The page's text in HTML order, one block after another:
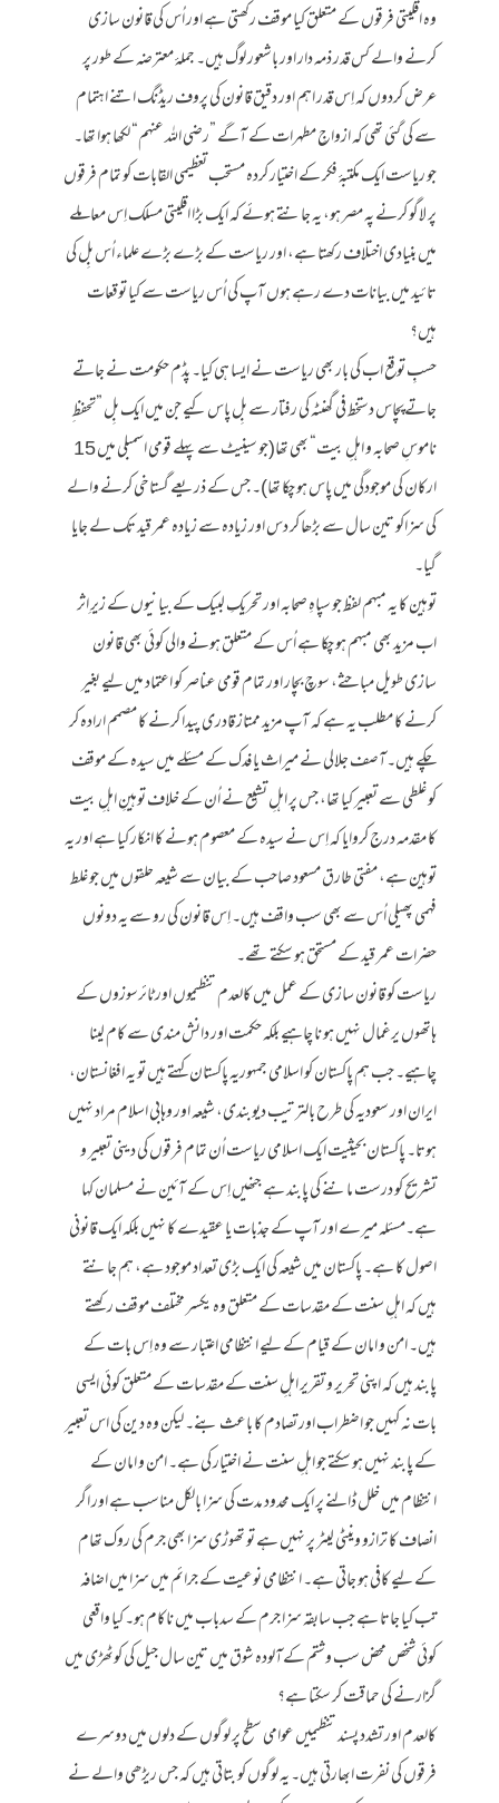
وہ اقلیتی فرقوں کے متعلق کیا موقف رکھتی ہے اور اُس کی قانون سازی
کرنے والے کس قدر ذمہ دار اور باشعور لوگ ہیں۔ جملۂ معترضہ کے طور پر
عرض کردوں کہ اِس قدر اہم اور دقیق قانون کی پروف ریڈنگ اتنے اہتمام
سے کی گئی تھی کہ ازواجِ مطہرات کے آگے ”رضی اللہ عنہم“ لکھا ہوا تھا۔
جو ریاست ایک مکتبۂ فکر کے اختیار کردہ مستحب تعظیمی القابات کو تمام فرقوں
پر لاگو کرنے پہ مصر ہو، یہ جانتے ہوئے کہ ایک بڑا اقلیتی مسلک اِس معاملے
میں بنیادی اختلاف رکھتا ہے، اور ریاست کے بڑے بڑے علماء اُس بِل کی
تائید میں بیانات دے رہے ہوں آپ کی اُس ریاست سے کیا توقعات
ہیں؟
حسبِ توقع اب کی بار بھی ریاست نے ایسا ہی کیا۔ پڈم حکومت نے جاتے
جاتےپچاس دستخط فی گھنٹہ کی رفتار سے بِل پاس کیے جن میں ایک بِل ”تحفظ ِ
ناموسِ صحابہ و اہلِ بیت“ بھی تھا(جو سینیٹ سے پہلے قومی اسمبلی میں 15
ارکان کی موجودگی میں پاس ہو چکا تھا)۔ جس کے ذریعے گستاخی کرنے والے
کی سزاکو تین سال سے بڑھا کر دس اور زیادہ سے زیادہ عمر قید تک لے جایا
گیا۔
توہین کا یہ مبہم لفظ جو سپاہِ صحابہ اور تحریکِ لبیک کے بیانیوں کے زیرِ اثر
اب مزید بھی مبہم ہو چکا ہے اُس کے متعلق ہونے والی کوئی بھی قانون
سازی طویل مباحثے، سوچ بچار اور تمام قومی عناصر کو اعتماد میں لیے بغیر
کرنے کا مطلب یہ ہے کہ آپ مزید ممتاز قادری پیدا کرنے کا مصمم ارادہ کر
چکے ہیں۔آصف جلالی نے میراث یا فدک کے مسئلے میں سیدہ کے موقف
کو غلطی سے تعبیر کیا تھا، جس پر اہلِ تشیع نے اُن کے خلاف توہینِ اہلِ بیت
کا مقدمہ درج کروایا کہ اِس نے سیدہ کے معصوم ہونے کا انکار کیا ہے اور یہ
توہین ہے، مفتی طارق مسعود صاحب کے بیان سے شیعہ حلقوں میں جو غلط
فہمی پھیلی اُس سے بھی سب واقف ہیں۔ اِس قانون کی رو سے یہ دونوں
حضرات عمر قید کے مستحق ہو سکتے تھے۔
ریاست کو قانون سازی کے عمل میں کالعدم تنظیموں اور ٹائرسوزوں کے
ہاتھوں یرغمال نہیں ہو نا چاہیے بلکہ حکمت اور دانش مندی سے کام لینا
چاہیے۔ جب ہم پاکستان کو اسلامی جمہوریہ پاکستان کہتے ہیں تو یہ افغانستان،
ایران اور سعودیہ کی طرح بالترتیب دیوبندی، شیعہ اور وہابی اسلام مراد نہیں
ہوتا۔ پاکستان بحیثیت ایک اسلامی ریاست اُن تمام فرقوں کی دینی تعبیر و
تشریح کو درست ماننے کی پابند ہے جنھیں اِس کے آئین نے مسلمان کہا
ہے۔مسئلہ میرے اور آپ کے جذبات یا عقیدے کا نہیں بلکہ ایک قانونی
اصول کا ہے۔ پاکستان میں شیعہ کی ایک بڑی تعداد موجود ہے، ہم جانتے
ہیں کہ اہلِ سنت کے مقدسات کے متعلق وہ یکسر مختلف موقف رکھتے
ہیں۔ امن و امان کے قیام کے لیے انتظامی اعتبار سے وہ اِس بات کے
پابند ہیں کہ اپنی تحریر و تقریر اہلِ سنت کے مقدسات کے متعلق کوئی ایسی
بات نہ کہیں جو اضطراب اور تصادم کا باعث بنے۔ لیکن وہ دین کی اس تعبیر
کے پابند نہیں ہو سکتے جو اہلِ سنت نے اختیار کی ہے۔ امن و امان کے
انتظام میں خلل ڈالنے پر ایک محدود مدت کی سزا بالکل مناسب ہے اور اگر
انصاف کا ترازو وینٹی لیٹر پر نہیں ہے تو تھوڑی سزا بھی جرم کی روک تھام
کے لیے کافی ہو جاتی ہے۔ انتظامی نوعیت کے جرائم میں سزا میں اضافہ
تب کیا جاتا ہے جب سابقہ سزا جرم کے سدباب میں ناکام ہو۔ کیا واقعی
کوئی شخص محض سب وشتم کےآلودہ شوق میں تین سال جیل کی کوٹھڑی میں
گزارنے کی حماقت کر سکتا ہے؟
کالعدم اور تشدد پسند تنظیمیں عوامی سطح پر لوگوں کے دلوں میں دوسرے
فرقوں کی نفرت ابھارتی ہیں۔ یہ لوگوں کو بتاتی ہیں کہ جس ریڑھی والے نے